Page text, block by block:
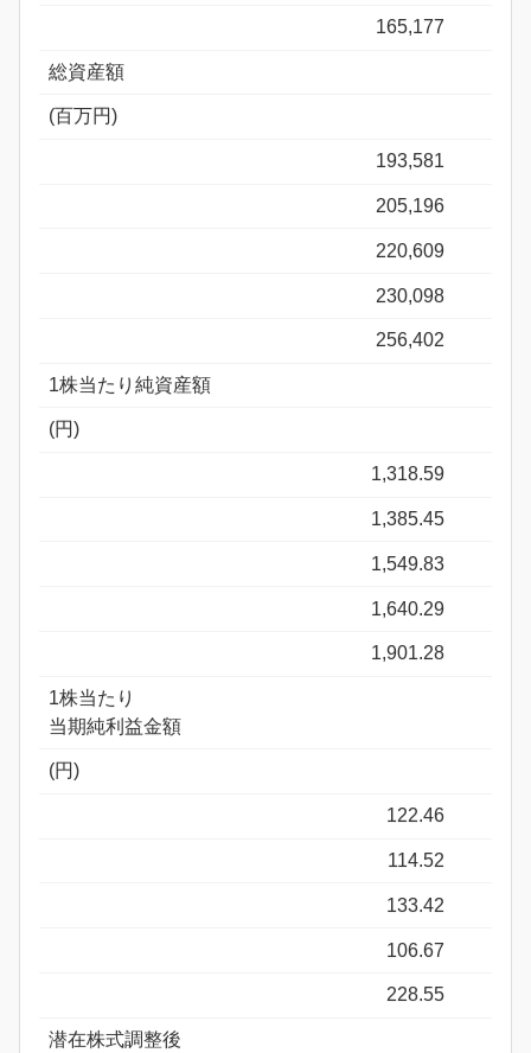
165,177
総資産額
(百万円)
193,581
205,196
220,609
230,098
256,402
1株当たり純資産額
(円)
1,318.59
1,385.45
1,549.83
1,640.29
1,901.28
1株当たり
当期純利益金額
(円)
122.46
114.52
133.42
106.67
228.55
潜在株式調整後